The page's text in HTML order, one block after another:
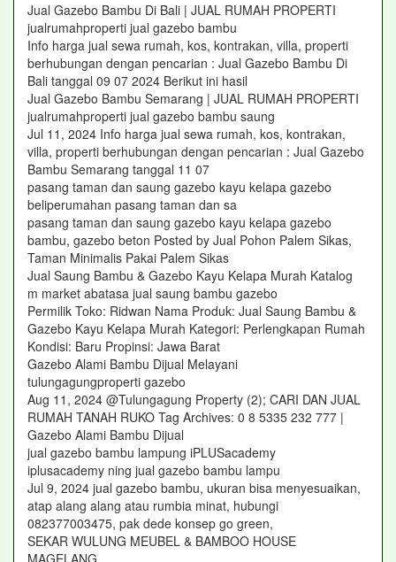
Jual Gazebo Bambu Di Bali | JUAL RUMAH PROPERTI
jualrumahproperti jual gazebo bambu
Info harga jual sewa rumah, kos, kontrakan, villa, properti
berhubungan dengan pencarian : Jual Gazebo Bambu Di
Bali tanggal 09 07 2024 Berikut ini hasil
Jual Gazebo Bambu Semarang | JUAL RUMAH PROPERTI
jualrumahproperti jual gazebo bambu saung
Jul 11, 2024 Info harga jual sewa rumah, kos, kontrakan,
villa, properti berhubungan dengan pencarian : Jual Gazebo
Bambu Semarang tanggal 11 07
pasang taman dan saung gazebo kayu kelapa gazebo
beliperumahan pasang taman dan sa
pasang taman dan saung gazebo kayu kelapa gazebo
bambu, gazebo beton Posted by Jual Pohon Palem Sikas,
Taman Minimalis Pakai Palem Sikas
Jual Saung Bambu & Gazebo Kayu Kelapa Murah Katalog
m market abatasa jual saung bambu gazebo
Permilik Toko: Ridwan Nama Produk: Jual Saung Bambu &
Gazebo Kayu Kelapa Murah Kategori: Perlengkapan Rumah
Kondisi: Baru Propinsi: Jawa Barat
Gazebo Alami Bambu Dijual Melayani
tulungagungproperti gazebo
Aug 11, 2024 @Tulungagung Property (2); CARI DAN JUAL
RUMAH TANAH RUKO Tag Archives: 0 8 5335 232 777 |
Gazebo Alami Bambu Dijual
jual gazebo bambu lampung iPLUSacademy
iplusacademy ning jual gazebo bambu lampu
Jul 9, 2024 jual gazebo bambu, ukuran bisa menyesuaikan,
atap alang alang atau rumbia minat, hubungi
082377003475, pak dede konsep go green,
SEKAR WULUNG MEUBEL & BAMBOO HOUSE
MAGELANG